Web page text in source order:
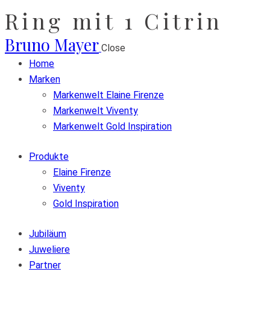
Ring mit 1 Citrin
Bruno Mayer Close
Home
Marken
Markenwelt Elaine Firenze
Markenwelt Viventy
Markenwelt Gold Inspiration
Produkte
Elaine Firenze
Viventy
Gold Inspiration
Jubiläum
Juweliere
Partner